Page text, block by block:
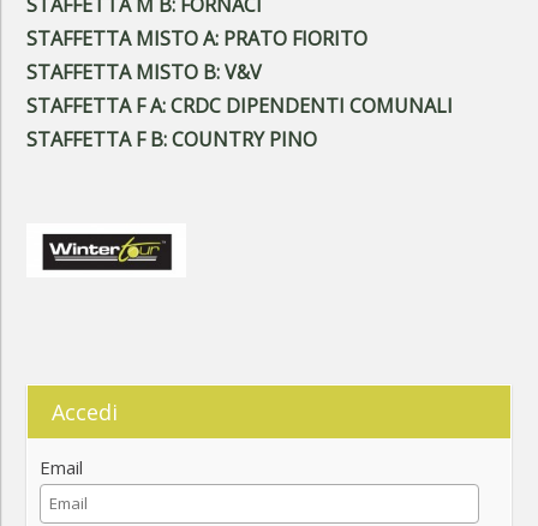
STAFFETTA MISTO A: PRATO FIORITO
STAFFETTA MISTO B: V&V
STAFFETTA F A: CRDC DIPENDENTI COMUNALI
STAFFETTA F B: COUNTRY PINO
Accedi
Email